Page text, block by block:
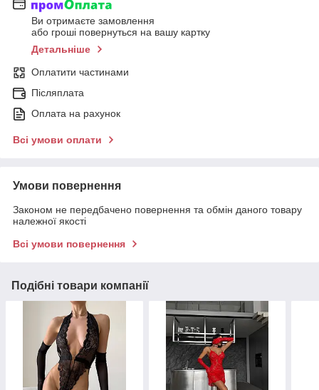
Ви отримаєте замовлення
або гроші повернуться на вашу картку
Детальніше
Оплатити частинами
Післяплата
Оплата на рахунок
Всі умови оплати
Умови повернення
Законом не передбачено повернення та обмін даного товару
належної якості
Всі умови повернення
Подібні товари компанії